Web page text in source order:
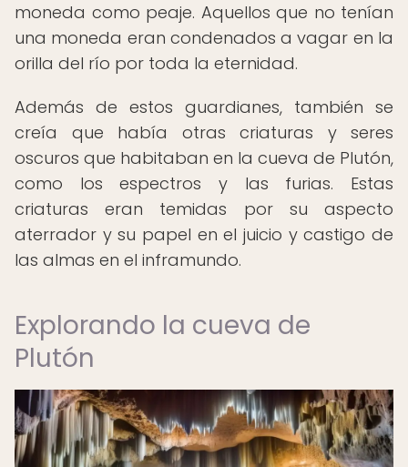
moneda como peaje. Aquellos que no tenían
una moneda eran condenados a vagar en la
orilla del río por toda la eternidad.
Además de estos guardianes, también se
creía que había otras criaturas y seres
oscuros que habitaban en la cueva de Plutón,
como los espectros y las furias. Estas
criaturas eran temidas por su aspecto
aterrador y su papel en el juicio y castigo de
las almas en el inframundo.
Explorando la cueva de
Plutón